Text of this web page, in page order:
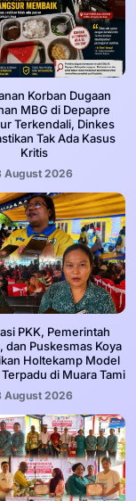
Korban Dugaan
MBG di Depapre
Terkendali, Dinkes
Tak Ada Kasus
Kritis
August 2026
PKK, Pemerintah
dan Puskesmas Koya
Holtekamp Model
di Muara Tami
August 2026